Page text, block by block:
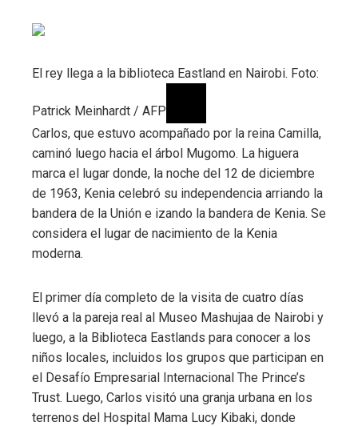
El rey llega a la biblioteca Eastland en Nairobi. Foto:
Patrick Meinhardt / AFP
Carlos, que estuvo acompañado por la reina Camilla,
caminó luego hacia el árbol Mugomo. La higuera
marca el lugar donde, la noche del 12 de diciembre
de 1963, Kenia celebró su independencia arriando la
bandera de la Unión e izando la bandera de Kenia. Se
considera el lugar de nacimiento de la Kenia
moderna.
El primer día completo de la visita de cuatro días
llevó a la pareja real al Museo Mashujaa de Nairobi y
luego, a la Biblioteca Eastlands para conocer a los
niños locales, incluidos los grupos que participan en
el Desafío Empresarial Internacional The Prince’s
Trust. Luego, Carlos visitó una granja urbana en los
terrenos del Hospital Mama Lucy Kibaki, donde